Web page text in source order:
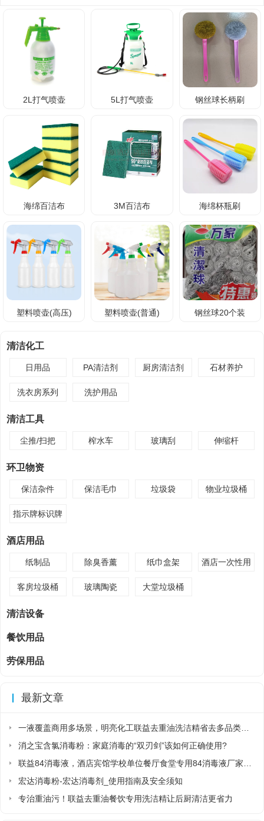
2L打气喷壶 5L打气喷壶 钢丝球长柄刷
海绵百洁布 3M百洁布 海绵杯瓶刷
塑料喷壶(高压) 塑料喷壶(普通) 钢丝球20个装
清洁化工
日用品 PA清洁剂 厨房清洁剂 石材养护
洗衣房系列 洗护用品
清洁工具
尘推/扫把 榨水车 玻璃刮 伸缩杆
环卫物资
保洁杂件 保洁毛巾 垃圾袋 物业垃圾桶
指示牌标识牌
酒店用品
纸制品 除臭香薰 纸巾盒架
酒店一次性用
客房垃圾桶 玻璃陶瓷 大堂垃圾桶
清洁设备
餐饮用品
劳保用品
最新文章
消之宝含氯消毒粉：家庭消毒的“双刃剑”该如何正确使用?
宏达消毒粉-宏达消毒剂_使用指南及安全须知
专治重油污！联益去重油餐饮专用洗洁精让后厨清洁更省力